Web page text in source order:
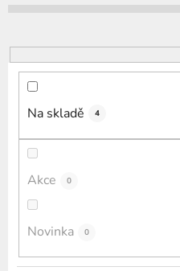
o
d
Na skladě 4
Akce 0
Novinka 0